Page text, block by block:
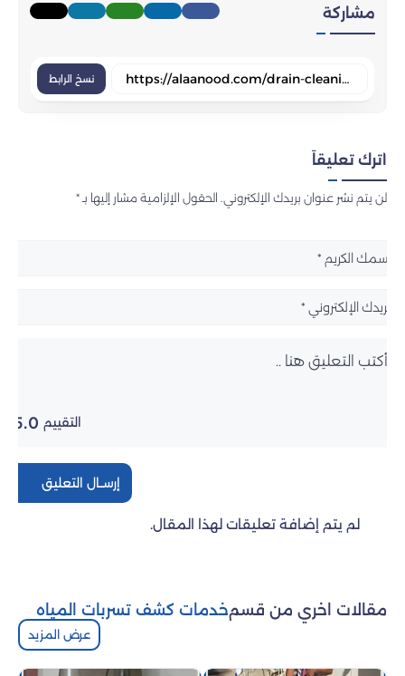
مشاركة
نسخ الرابط
اترك تعليقاً
لن يتم نشر عنوان بريدك الإلكتروني. الحقول الإلزامية مشار إليها بـ *
التقييم 5.0
إرســال التعليق
لم يتم إضافة تعليقات لهذا المقال.
مقالات اخري من قسمخدمات كشف تسربات المياه
عرض المزيد